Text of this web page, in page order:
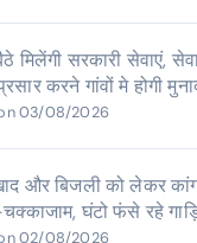
मिलेंगी सरकारी सेवाएं,
करने गांवों मे होगी
03/08/2026
और बिजली को लेकर
घंटो फंसे रहे
02/08/2026